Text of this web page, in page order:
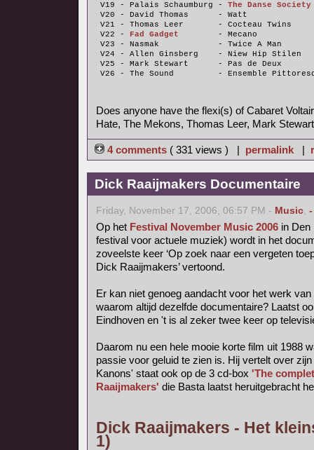
V19 - Palais Schaumburg - The Danse Society
V20 - David Thomas      - Watt
V21 - Thomas Leer       - Cocteau Twins
V22 -
Fad Gadget
        - Mecano
V23 - Nasmak            - Twice A Man
V24 - Allen Ginsberg    - Niew Hip Stilen
V25 - Mark Stewart      - Pas de Deux
V26 - The Sound         - Ensemble
Does anyone have the flexi(s) of Cabaret
Hate, The Mekons, Thomas Leer, Mark
4 comments ( 331 views ) | permalink|
Dick Raaijmakers Documentaire
Friday, November 17, 2006, 06:57 PM - Music, -
Op het Festival November Music 2006in Den
festival voor actuele muziek) wordt in het
zoveelste keer ‘Op zoek naar een vergeten
Dick Raaijmakers’ vertoond.
Er kan niet genoeg aandacht voor het werk
waarom altijd dezelfde documentaire? Laatst
Eindhoven en 't is al zeker twee keer op
Daarom nu een hele mooie korte film uit 1988
passie voor geluid te zien is. Hij vertelt over
Kanons' staat ook op de 3 cd-box 'The
Raaijmakers' die Basta laatst heruitgebracht
Dick Raaijmakers - Het
1)